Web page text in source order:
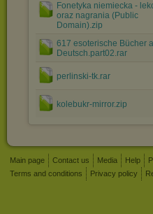
Fonetyka niemiecka -
oraz nagrania (Public
Domain).zip
617 esoterische Bücher
Deutsch.part02.rar
perlinski-tk.rar
kolebukr-mirror.zip
Main page Contact us Media Help
Terms and conditions
Privacy policy